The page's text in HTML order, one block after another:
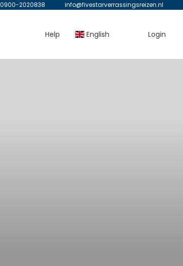
0900-2020838 info@fivestarverrassingsreizen.nl
Help English Login